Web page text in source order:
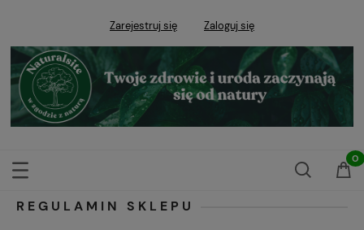
Zarejestruj się Zaloguj się
REGULAMIN SKLEPU